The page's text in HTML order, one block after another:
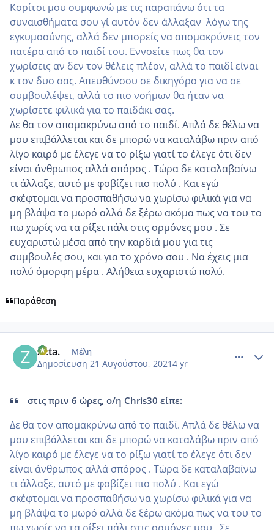
Κορίτσι μου συμφωνώ με τις παραπάνω ότι τα
συναισθήματα σου γί αυτόν δεν άλλαξαν λόγω της
εγκυμοσύνης, αλλά δεν μπορείς να απομακρύνεις τον
πατέρα από το παιδί του. Εννοείτε πως θα τον
χωρίσεις αν δεν τον θέλεις πλέον, αλλά το παιδί είναι
κ τον δυο σας. Απευθύνσου σε δικηγόρο για να σε
συμβουλέψει, αλλά το πιο νοήμων θα ήταν να
χωρίσετε φιλικά για το παιδάκι σας.
Δε θα τον απομακρύνω από το παιδί. Απλά δε θέλω να
μου επιβάλλεται και δε μπορώ να καταλάβω πριν από
λίγο καιρό με έλεγε να το ρίξω γιατί το έλεγε ότι δεν
είναι άνθρωπος αλλά σπόρος . Τώρα δε καταλαβαίνω
τι άλλαξε, αυτό με φοβίζει πιο πολύ . Και εγώ
σκέφτομαι να προσπαθήσω να χωρίσω φιλικά για να
μη βλάψα το μωρό αλλά δε ξέρω ακόμα πως να του το
πω χωρίς να τα ρίξει πάλι στις ορμόνες μου . Σε
ευχαριστώ μέσα από την καρδιά μου για τις
συμβουλές σου, και για το χρόνο σου . Να έχεις μια
πολύ όμορφη μέρα . Αλήθεια ευχαριστώ πολύ.
Παράθεση
Zeta. Μέλη
Δημοσίευση 21 Αυγούστου, 20214 yr
στις πριν 6 ώρες, ο/η Chris30 είπε:
Δε θα τον απομακρύνω από το παιδί. Απλά δε θέλω να
μου επιβάλλεται και δε μπορώ να καταλάβω πριν από
λίγο καιρό με έλεγε να το ρίξω γιατί το έλεγε ότι δεν
είναι άνθρωπος αλλά σπόρος . Τώρα δε καταλαβαίνω
τι άλλαξε, αυτό με φοβίζει πιο πολύ . Και εγώ
σκέφτομαι να προσπαθήσω να χωρίσω φιλικά για να
μη βλάψα το μωρό αλλά δε ξέρω ακόμα πως να του το
πω χωρίς να τα ρίξει πάλι στις ορμόνες μου . Σε